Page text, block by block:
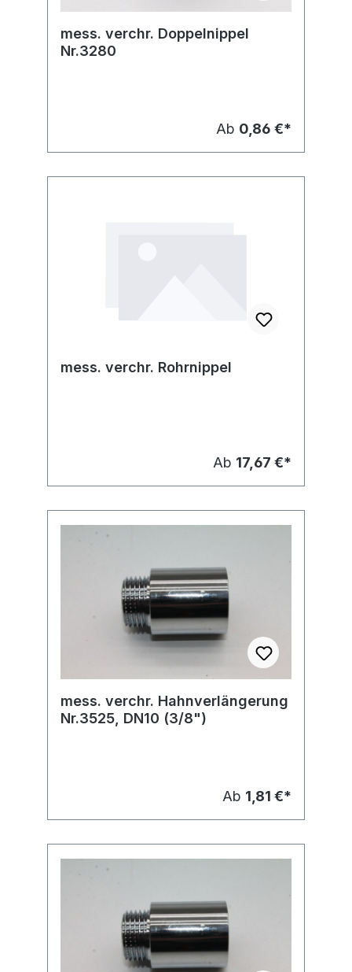
mess. verchr. Doppelnippel
Nr.3280
Ab 0,86 €*
mess. verchr. Rohrnippel
Ab 17,67 €*
mess. verchr. Hahnverlängerung
Nr.3525, DN10 (3/8")
Ab 1,81 €*